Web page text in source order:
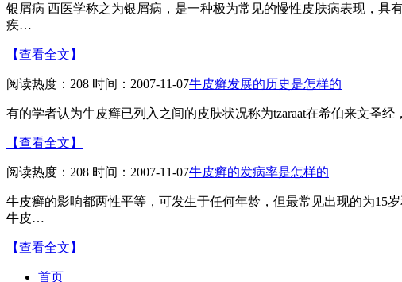
银屑病 西医学称之为银屑病，是一种极为常见的慢性皮肤病表现，具
疾…
【查看全文】
阅读热度：208 时间：2007-11-07牛皮癣发展的历史是怎样的
有的学者认为牛皮癣已列入之间的皮肤状况称为tzaraat在希伯来文圣
【查看全文】
阅读热度：208 时间：2007-11-07牛皮癣的发病率是怎样的
牛皮癣的影响都两性平等，可发生于任何年龄，但最常见出现的为15
牛皮…
【查看全文】
首页